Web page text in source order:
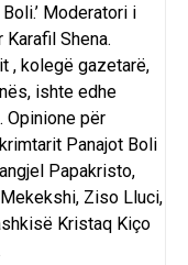
Moderatori i
Shena.
, kolegë gazetarë,
ishte edhe
Opinione për
Panajot Boli
Papakristo,
Ziso Lluci,
Kristaq Kiço